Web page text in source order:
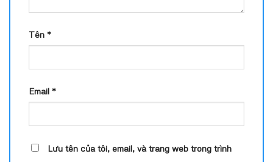
Tên *
Email *
Lưu tên của tôi, email, và trang web trong trình